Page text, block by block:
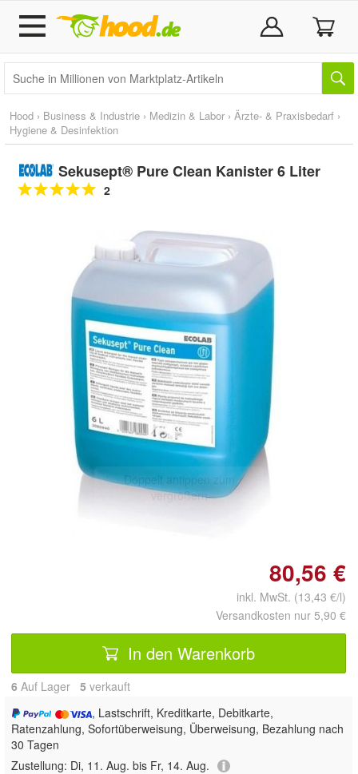
Hood › Business & Industrie › Medizin & Labor › Ärzte- & Praxisbedarf ›
Hygiene & Desinfektion
Sekusept® Pure Clean Kanister 6 Liter
2
Doppelt antippen zum
vergrößern
80,56 €
inkl. MwSt. (13,43 €/l)
Versandkosten nur 5,90 €
In den Warenkorb
6 Auf Lager 5 verkauft
, Lastschrift, Kreditkarte, Debitkarte,
Ratenzahlung, Sofortüberweisung, Überweisung, Bezahlung nach
30 Tagen
Zustellung: Di, 11. Aug. bis Fr, 14. Aug.